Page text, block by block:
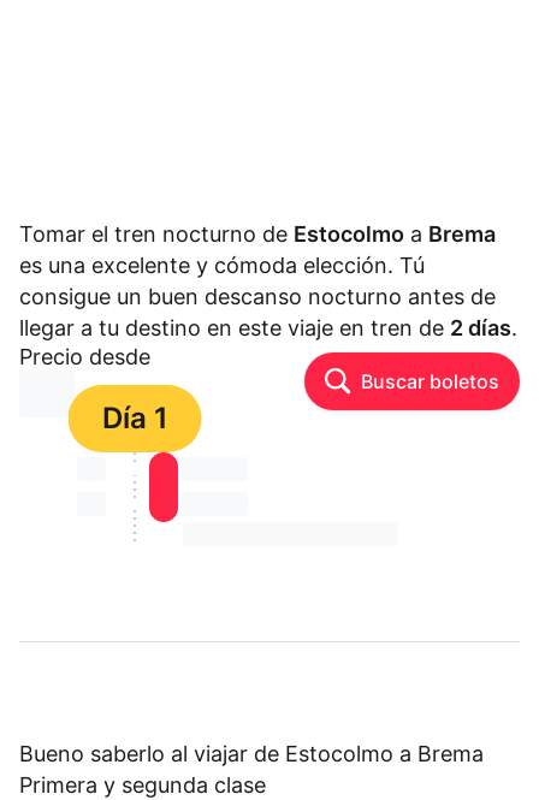
Tomar el tren nocturno de Estocolmo a Brema
es una excelente y cómoda elección. Tú
consigue un buen descanso nocturno antes de
llegar a tu destino en este viaje en tren de 2 días.
Precio desde
⏳⏳ Buscar boletos
Día 1
⏳⏳ ⏳ ⏳⏳
⏳⏳ ⏳ ⏳⏳
Bueno saberlo al viajar de Estocolmo a Brema
Primera y segunda clase